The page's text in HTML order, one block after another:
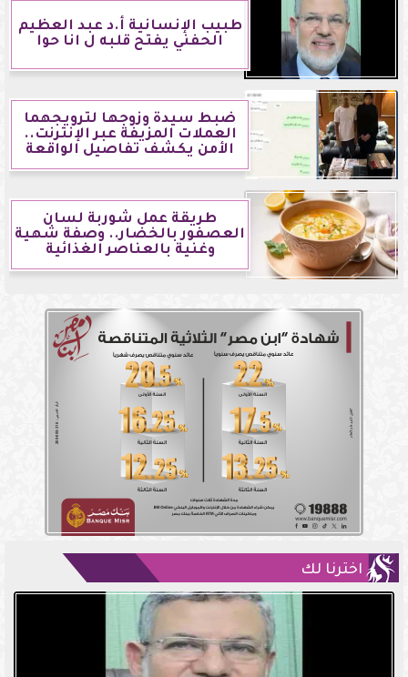
طبيب الإنسانية أ.د عبد العظيم
الحفني يفتح قلبه ل انا حوا
ضبط سيدة وزوجها لترويجهما
العملات المزيفة عبر الإنترنت..
الأمن يكشف تفاصيل الواقعة
طريقة عمل شوربة لسان
العصفور بالخضار.. وصفة شهية
وغنية بالعناصر الغذائية
اخترنا لك